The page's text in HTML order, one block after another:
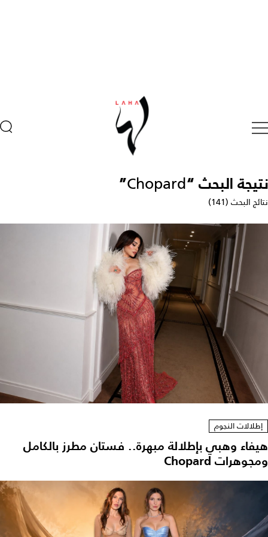
نتيجة البحث “Chopard
”
نتائج البحث (141)
إطلالات النجوم
هيفاء وهبي بإطلالة مبهرة.. فستان مطرز بالكامل
ومجوهرات Chopard